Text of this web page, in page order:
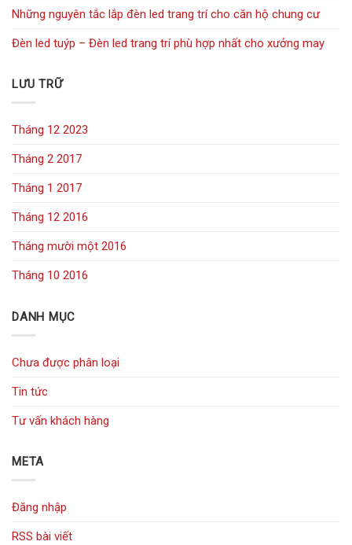
Những nguyên tắc lắp đèn led trang trí cho căn hộ chung cư
Đèn led tuýp – Đèn led trang trí phù hợp nhất cho xưởng may
LƯU TRỮ
Tháng 12 2023
Tháng 2 2017
Tháng 1 2017
Tháng 12 2016
Tháng mười một 2016
Tháng 10 2016
DANH MỤC
Chưa được phân loại
Tin tức
Tư vấn khách hàng
META
Đăng nhập
RSS bài viết